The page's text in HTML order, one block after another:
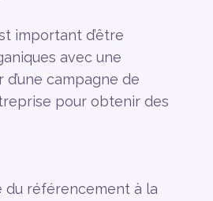
important d’être
avec une
campagne de
pour obtenir des
du référencement à la